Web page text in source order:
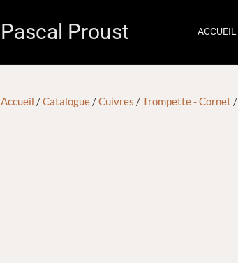
Pascal Proust ACCUEIL
Accueil /Catalogue /Cuivres /Trompette - Cornet /